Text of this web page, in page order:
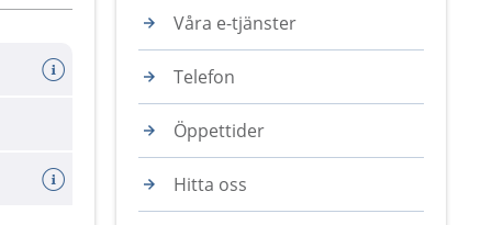
Våra e-tjänster
Telefon
Öppettider
Hitta oss